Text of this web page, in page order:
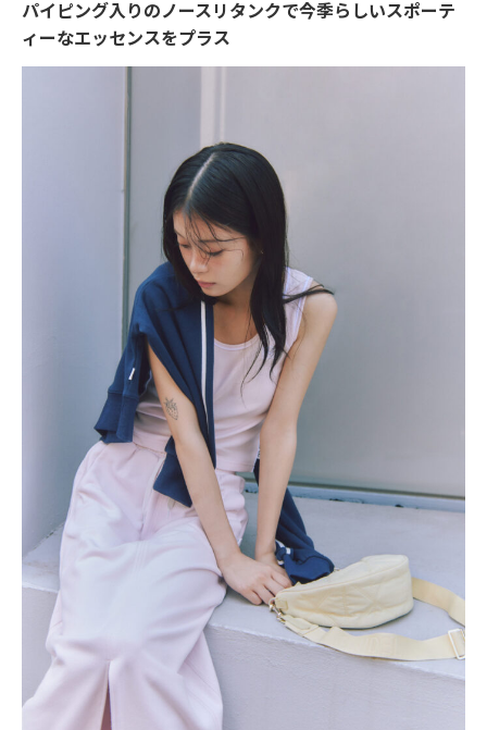
パイピング入りのノースリタンクで今季らしいスポーテ
ィーなエッセンスをプラス